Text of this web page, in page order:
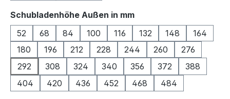
Schubladenhöhe Außen in mmauswählen
52
68 84 100 116 132 148
164
180
196 212 228 244 260
276
292
308 324 340 356 372
388
404
420 436 452 468 484